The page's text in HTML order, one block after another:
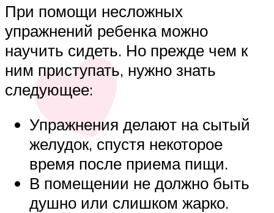
При помощи несложных
упражнений ребенка можно
научить сидеть. Но прежде чем к
ним приступать, нужно знать
следующее:
Упражнения делают на сытый
желудок, спустя некоторое
время после приема пищи.
В помещении не должно быть
душно или слишком жарко.